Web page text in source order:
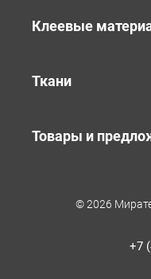
Клеевые
Ткани
Товары и
© 2026
+7